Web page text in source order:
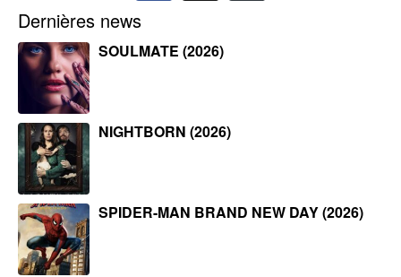
Dernières news
SOULMATE (2026)
NIGHTBORN (2026)
SPIDER-MAN BRAND NEW DAY (2026)